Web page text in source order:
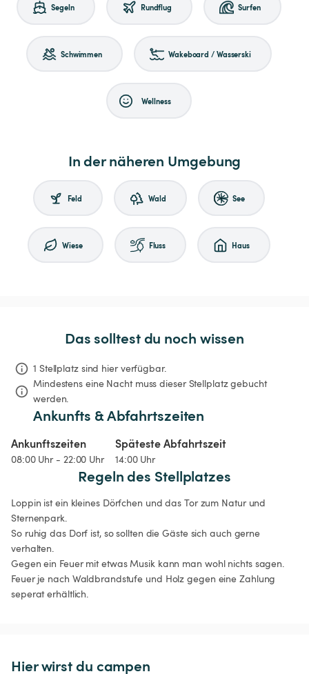
Segeln Rundflug Surfen
Schwimmen Wakeboard / Wasserski
Wellness
In der näheren Umgebung
Feld Wald See
Wiese Fluss Haus
Das solltest du noch wissen
1 Stellplatz sind hier verfügbar.
Mindestens eine Nacht muss dieser Stellplatz gebucht
werden.
Ankunfts & Abfahrtszeiten
Ankunftszeiten
08:00 Uhr - 22:00 Uhr
Späteste Abfahrtszeit
14:00 Uhr
Regeln des Stellplatzes
Loppin ist ein kleines Dörfchen und das Tor zum Natur und
Sternenpark.
So ruhig das Dorf ist, so sollten die Gäste sich auch gerne
verhalten.
Gegen ein Feuer mit etwas Musik kann man wohl nichts sagen.
Feuer je nach Waldbrandstufe und Holz gegen eine Zahlung
seperat erhältlich.
Hier wirst du campen